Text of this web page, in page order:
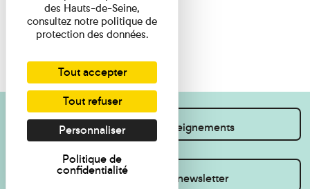
Je souhaite des renseignements
Inscrivez-vous à la newsletter
des Hauts-de-Seine,
consultez notre politique de
protection des données.
Tout accepter
Tout refuser
Personnaliser
Politique de
confidentialité